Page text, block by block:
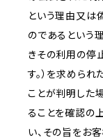
という理由又は
のであるという
きその利用の停
す。）を求めら
ことが判明した
ることを確認の
い、その旨をお